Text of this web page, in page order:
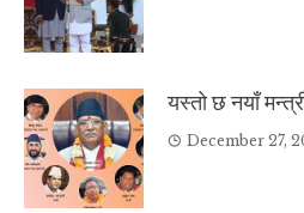
यस्तो छ नयाँ
December 27,